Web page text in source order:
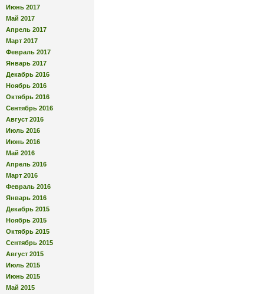
Июнь 2017
Май 2017
Апрель 2017
Март 2017
Февраль 2017
Январь 2017
Декабрь 2016
Ноябрь 2016
Октябрь 2016
Сентябрь 2016
Август 2016
Июль 2016
Июнь 2016
Май 2016
Апрель 2016
Март 2016
Февраль 2016
Январь 2016
Декабрь 2015
Ноябрь 2015
Октябрь 2015
Сентябрь 2015
Август 2015
Июль 2015
Июнь 2015
Май 2015